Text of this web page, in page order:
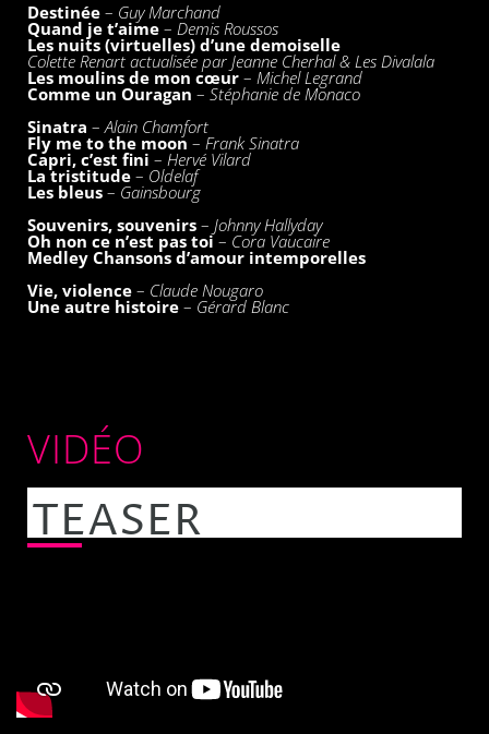
Destinée – Guy Marchand
Quand je t’aime – Demis Roussos
Les nuits (virtuelles) d’une demoiselle
Colette Renart actualisée par Jeanne Cherhal & Les Divalala
Les moulins de mon cœur – Michel Legrand
Comme un Ouragan – Stéphanie de Monaco
Sinatra –Alain Chamfort
Fly me to the moon – Frank Sinatra
Capri, c’est fini – Hervé Vilard
La tristitude – Oldelaf
Les bleus – Gainsbourg
Souvenirs, souvenirs – Johnny Hallyday
Oh non ce n’est pas toi– Cora Vaucaire
Medley Chansons d’amour intemporelles
Vie, violence – Claude Nougaro
Une autre histoire – Gérard Blanc
VIDÉO
TEASER